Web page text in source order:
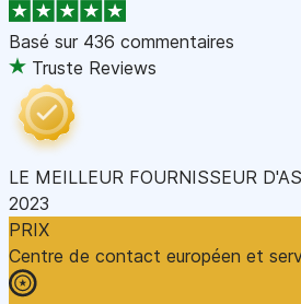
Basé sur 436 commentaires
Truste Reviews
LE MEILLEUR FOURNISSEUR
2023
PRIX
Centre de contact européen et